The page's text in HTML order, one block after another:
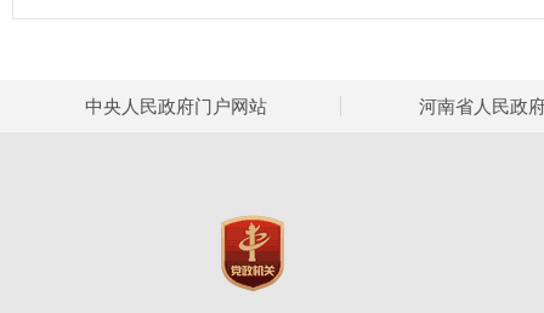
中央人民政府门户网站 河南省人民政